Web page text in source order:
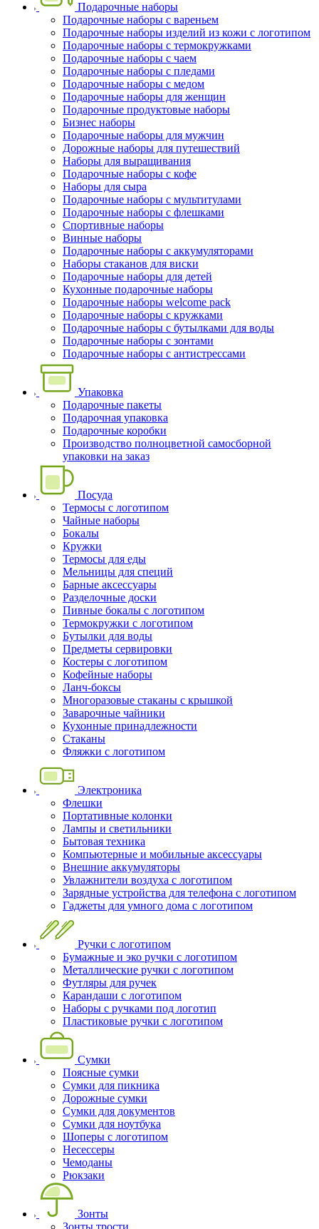
Подарочные наборы
Подарочные наборы с вареньем
Подарочные наборы изделий из кожи с логотипом
Подарочные наборы с термокружками
Подарочные наборы с чаем
Подарочные наборы с пледами
Подарочные наборы с медом
Подарочные наборы для женщин
Подарочные продуктовые наборы
Бизнес наборы
Подарочные наборы для мужчин
Дорожные наборы для путешествий
Наборы для выращивания
Подарочные наборы с кофе
Наборы для сыра
Подарочные наборы с мультитулами
Подарочные наборы с флешками
Спортивные наборы
Винные наборы
Подарочные наборы с аккумуляторами
Наборы стаканов для виски
Подарочные наборы для детей
Кухонные подарочные наборы
Подарочные наборы welcome pack
Подарочные наборы с кружками
Подарочные наборы с бутылками для воды
Подарочные наборы с зонтами
Подарочные наборы с антистрессами
Упаковка
Подарочные пакеты
Подарочная упаковка
Подарочные коробки
Производство полноцветной самосборной
упаковки на заказ
Посуда
Термосы с логотипом
Чайные наборы
Бокалы
Кружки
Термосы для еды
Мельницы для специй
Барные аксессуары
Разделочные доски
Пивные бокалы с логотипом
Термокружки с логотипом
Бутылки для воды
Предметы сервировки
Костеры с логотипом
Кофейные наборы
Ланч-боксы
Многоразовые стаканы с крышкой
Заварочные чайники
Кухонные принадлежности
Стаканы
Фляжки с логотипом
Электроника
Флешки
Портативные колонки
Лампы и светильники
Бытовая техника
Компьютерные и мобильные аксессуары
Внешние аккумуляторы
Увлажнители воздуха с логотипом
Зарядные устройства для телефона с логотипом
Гаджеты для умного дома с логотипом
Ручки с логотипом
Бумажные и эко ручки с логотипом
Металлические ручки с логотипом
Футляры для ручек
Карандаши с логотипом
Наборы с ручками под логотип
Пластиковые ручки с логотипом
Сумки
Поясные сумки
Сумки для пикника
Дорожные сумки
Сумки для документов
Сумки для ноутбука
Шоперы с логотипом
Несессеры
Чемоданы
Рюкзаки
Зонты
Зонты трости